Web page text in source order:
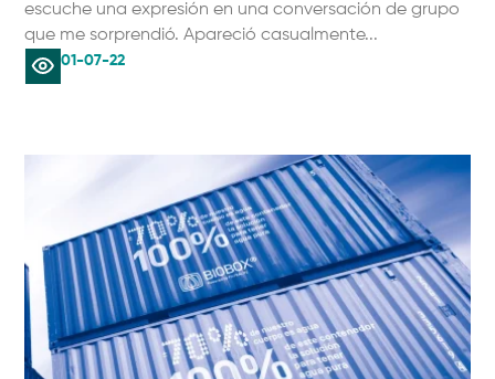
escuche una expresión en una conversación de grupo
que me sorprendió. Apareció casualmente...
01-07-22